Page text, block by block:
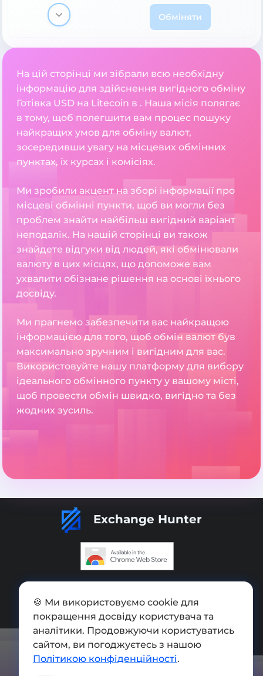
Обміняти
На цій сторінці ми зібрали всю необхідну
інформацію для здійснення вигідного обміну
Готівка USD на Litecoin в . Наша місія полягає
в тому, щоб полегшити вам процес пошуку
найкращих умов для обміну валют,
зосередивши увагу на місцевих обмінних
пунктах, їх курсах і комісіях.
Ми зробили акцент на зборі інформації про
місцеві обмінні пункти, щоб ви могли без
проблем знайти найбільш вигідний варіант
неподалік. На нашій сторінці ви також
знайдете відгуки від людей, які обмінювали
валюту в цих місцях, що допоможе вам
ухвалити обізнане рішення на основі їхнього
досвіду.
Ми прагнемо забезпечити вас найкращою
інформацією для того, щоб обмін валют був
максимально зручним і вигідним для вас.
Використовуйте нашу платформу для вибору
ідеального обмінного пункту у вашому місті,
щоб провести обмін швидко, вигідно та без
жодних зусиль.
Exchange Hunter
Мапа сайту
Press kit
Умови використання
🍪 Ми використовуємо cookie для
покращення досвіду користувача та
аналітики. Продовжуючи користуватись
сайтом, ви погоджуєтесь з нашою
Політикою конфіденційності.